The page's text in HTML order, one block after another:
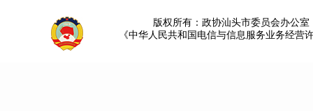
版权所有：政协汕头市委员会办公
《中华人民共和国电信与信息服务业务经营